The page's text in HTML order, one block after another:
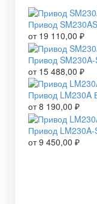
Привод
от 19 110,00 ₽
Привод
от 15 488,00 ₽
Привод LM230A
от8 190,00 ₽
Привод
от9 450,00 ₽